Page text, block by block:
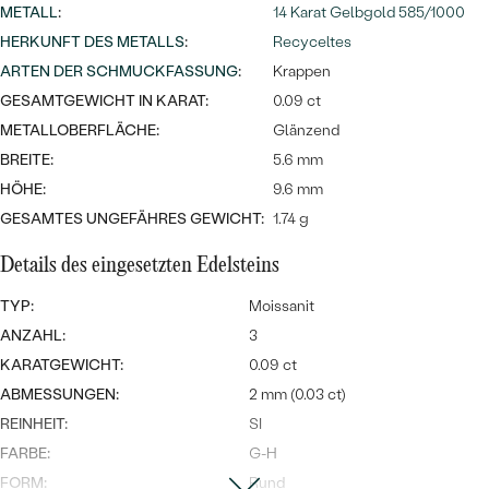
Wave Kollektion
NACH DER FARBE
NACH DER FORM
MASSGEFERTIGTER
DIAMANTEN
Ohrrinnge
ANSEHEN
Personalisierte
Halsketten
Meistverkaufte
Ringe
METALL:
14 Karat Gelbgold 585/1000
HERKUNFT DES METALLS:
Recyceltes
ARTEN DER SCHMUCKFASSUNG:
Krappen
GESAMTGEWICHT IN KARAT:
0.09 ct
METALLOBERFLÄCHE:
Glänzend
BREITE:
5.6 mm
HÖHE:
9.6 mm
GESAMTES UNGEFÄHRES GEWICHT: 1.74 g
Details des eingesetzten Edelsteins
TYP:
Moissanit
ANZAHL:
3
KARATGEWICHT:
0.09 ct
ABMESSUNGEN:
2 mm (0.03 ct)
REINHEIT:
SI
FARBE:
G-H
FORM:
Rund